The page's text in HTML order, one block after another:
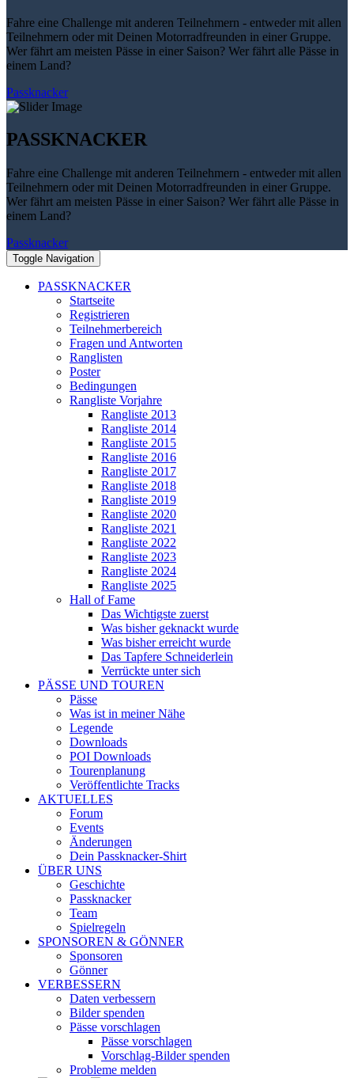
Fahre eine Challenge mit anderen Teilnehmern - entweder mit allen
Teilnehmern oder mit Deinen Motorradfreunden in einer Gruppe.
Wer fährt am meisten Pässe in einer Saison? Wer fährt alle Pässe in
einem Land?
Passknacker
PASSKNACKER
Fahre eine Challenge mit anderen Teilnehmern - entweder mit allen
Teilnehmern oder mit Deinen Motorradfreunden in einer Gruppe.
Wer fährt am meisten Pässe in einer Saison? Wer fährt alle Pässe in
einem Land?
Passknacker
Toggle Navigation
PASSKNACKER
Startseite
Registrieren
Teilnehmerbereich
Fragen und Antworten
Ranglisten
Poster
Bedingungen
Rangliste Vorjahre
Rangliste 2013
Rangliste 2014
Rangliste 2015
Rangliste 2016
Rangliste 2017
Rangliste 2018
Rangliste 2019
Rangliste 2020
Rangliste 2021
Rangliste 2022
Rangliste 2023
Rangliste 2024
Rangliste 2025
Hall of Fame
Das Wichtigste zuerst
Was bisher geknackt wurde
Was bisher erreicht wurde
Das Tapfere Schneiderlein
Verrückte unter sich
PÄSSE UND TOUREN
Pässe
Was ist in meiner Nähe
Legende
Downloads
POI Downloads
Tourenplanung
Veröffentlichte Tracks
AKTUELLES
Forum
Events
Änderungen
Dein Passknacker-Shirt
ÜBER UNS
Geschichte
Passknacker
Team
Spielregeln
SPONSOREN & GÖNNER
Sponsoren
Gönner
VERBESSERN
Daten verbessern
Bilder spenden
Pässe vorschlagen
Pässe vorschlagen
Vorschlag-Bilder spenden
Probleme melden